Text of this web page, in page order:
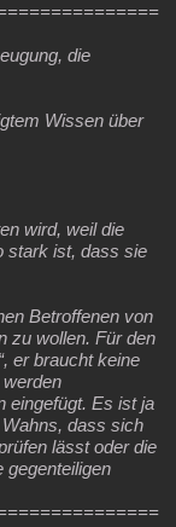
die
Wissen über
wird, weil die
stark ist, dass sie
Betroffenen von
zu wollen. Für den
er braucht keine
eingefügt. Es ist ja
dass sich
lässt oder die
gegenteiligen